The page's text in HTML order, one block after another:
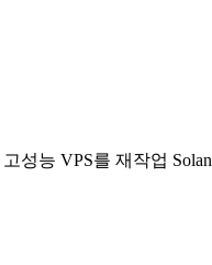
성능 VPS를 재작업